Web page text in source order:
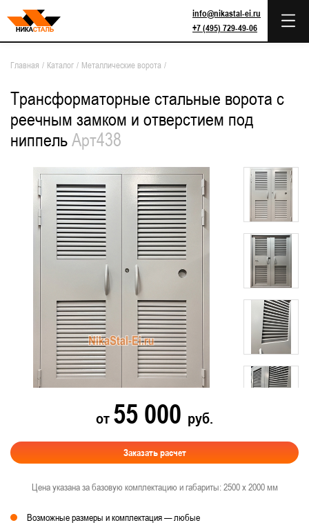
info@nikastal-ei.ru
+7 (495) 729-49-06
Главная / Каталог / Металлические ворота /
Трансформаторные стальные ворота с
реечным замком и отверстием под
ниппель Арт438
от 55 000 руб.
Заказать расчет
Цена указана за базовую комплектацию и габариты: 2500 х 2000 мм
Возможные размеры и комплектация — любые